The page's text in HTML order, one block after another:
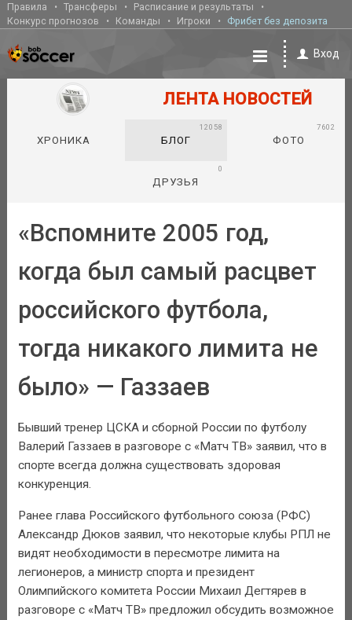
Правила Трансферы
Расписание и результаты
Конкурс прогнозов
Команды Игроки Фрибет без депозита
Вход
ЛЕНТА НОВОСТЕЙ
ХРОНИКА БЛОГ
12058
ФОТО
7602
ДРУЗЬЯ
0
«Вспомните 2005 год,
когда был самый расцвет
российского футбола,
тогда никакого лимита не
было» — Газзаев
Бывший тренер ЦСКА и сборной России по футболу
Валерий Газзаев в разговоре с «Матч ТВ» заявил, что в
спорте всегда должна существовать здоровая
конкуренция.
Ранее глава Российского футбольного союза (РФС)
Александр Дюков заявил, что некоторые клубы РПЛ не
видят необходимости в пересмотре лимита на
легионеров, а министр спорта и президент
Олимпийского комитета России Михаил Дегтярев в
разговоре с «Матч ТВ» предложил обсудить возможное